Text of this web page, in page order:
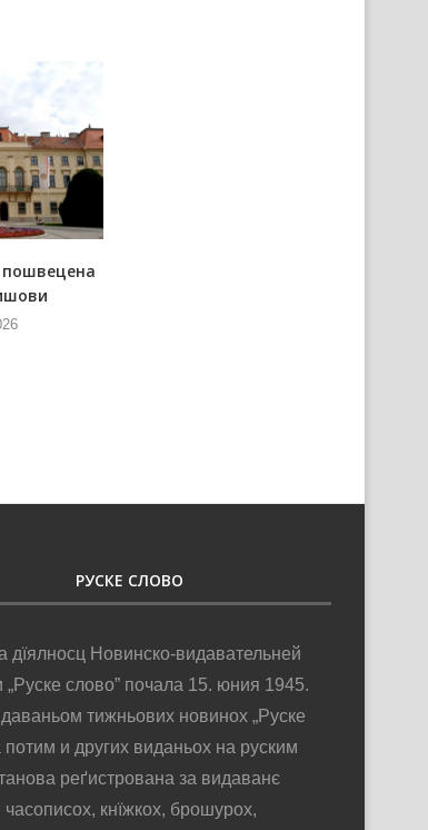
РУСКЕ СЛОВО
дїялносц Новинско-видавательней
„Руске слово” почала 15. юния 1945.
тижньових новинох „Руске
потим и других виданьох на руским
реґистрована за видаванє
часописох, кнїжкох, брошурох,